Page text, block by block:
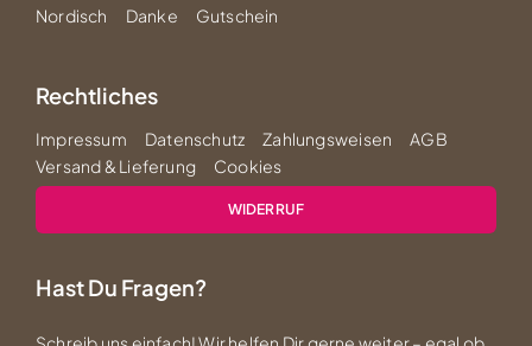
Nordisch
Danke Gutschein
Rechtliches
Impressum Datenschutz Zahlungsweisen
AGB
Versand & Lieferung
Cookies
WIDERRUF
Hast Du Fragen?